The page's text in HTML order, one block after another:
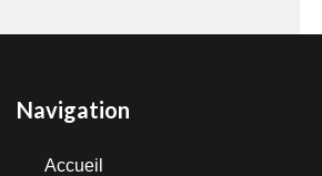
Navigation
Accueil